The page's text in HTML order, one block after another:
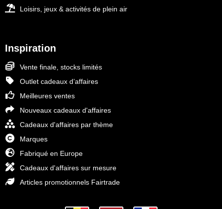
Loisirs, jeux & activités de plein air
Inspiration
Vente finale, stocks limités
Outlet cadeaux d’affaires
Meilleures ventes
Nouveaux cadeaux d'affaires
Cadeaux d'affaires par thème
Marques
Fabriqué en Europe
Cadeaux d'affaires sur mesure
Articles promotionnels Fairtrade